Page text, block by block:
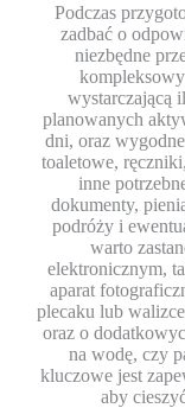
Podczas
zadbać o
niezbędne
wystarczającą
planowanych
dni, oraz
toaletowe,
inne
dokumenty,
podróży i
warto
elektronicznym,
aparat
plecaku lub
oraz o
na wodę, czy
kluczowe jest
aby